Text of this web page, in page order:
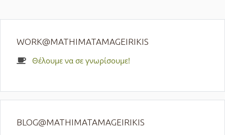
WORK@MATHIMATAMAGEIRIKIS
Θέλουμε να σε γνωρίσουμε!
BLOG@MATHIMATAMAGEIRIKIS